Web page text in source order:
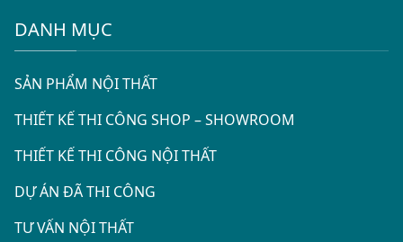
DANH MỤC
SẢN PHẨM NỘI THẤT
THIẾT KẾ THI CÔNG SHOP – SHOWROOM
THIẾT KẾ THI CÔNG NỘI THẤT
DỰ ÁN ĐÃ THI CÔNG
TƯ VẤN NỘI THẤT